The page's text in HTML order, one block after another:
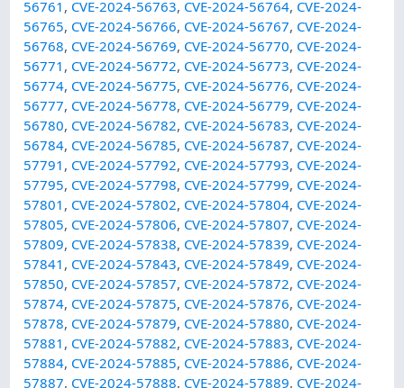
56761 , CVE-2024-56763, CVE-2024-56764, CVE-2024-
56765, CVE-2024-56766, CVE-2024-56767, CVE-2024-
56768, CVE-2024-56769, CVE-2024-56770, CVE-2024-
56771 , CVE-2024-56772, CVE-2024-56773, CVE-2024-
56774, CVE-2024-56775, CVE-2024-56776, CVE-2024-
56777, CVE-2024-56778, CVE-2024-56779, CVE-2024-
56780, CVE-2024-56782, CVE-2024-56783, CVE-2024-
56784, CVE-2024-56785, CVE-2024-56787, CVE-2024-
57791 , CVE-2024-57792, CVE-2024-57793, CVE-2024-
57795, CVE-2024-57798, CVE-2024-57799, CVE-2024-
57801 , CVE-2024-57802, CVE-2024-57804, CVE-2024-
57805, CVE-2024-57806, CVE-2024-57807, CVE-2024-
57809, CVE-2024-57838, CVE-2024-57839, CVE-2024-
57841 , CVE-2024-57843, CVE-2024-57849, CVE-2024-
57850, CVE-2024-57857, CVE-2024-57872, CVE-2024-
57874, CVE-2024-57875, CVE-2024-57876, CVE-2024-
57878, CVE-2024-57879, CVE-2024-57880, CVE-2024-
57881 , CVE-2024-57882, CVE-2024-57883, CVE-2024-
57884, CVE-2024-57885, CVE-2024-57886, CVE-2024-
57887, CVE-2024-57888, CVE-2024-57889, CVE-2024-